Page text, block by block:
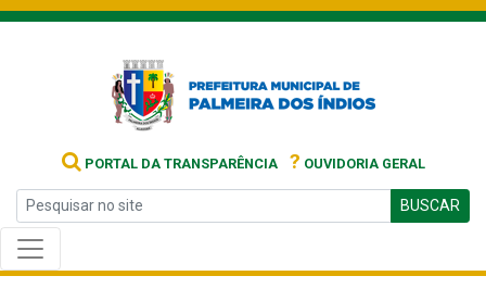
PORTAL DA TRANSPARÊNCIA ? OUVIDORIA GERAL
BUSCAR